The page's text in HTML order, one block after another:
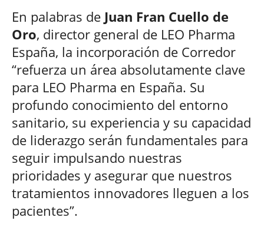
En palabras de Juan Fran Cuello de
Oro, director general de LEO Pharma
España, la incorporación de Corredor
“refuerza un área absolutamente clave
para LEO Pharma en España. Su
profundo conocimiento del entorno
sanitario, su experiencia y su capacidad
de liderazgo serán fundamentales para
seguir impulsando nuestras
prioridades y asegurar que nuestros
tratamientos innovadores lleguen a los
pacientes”.